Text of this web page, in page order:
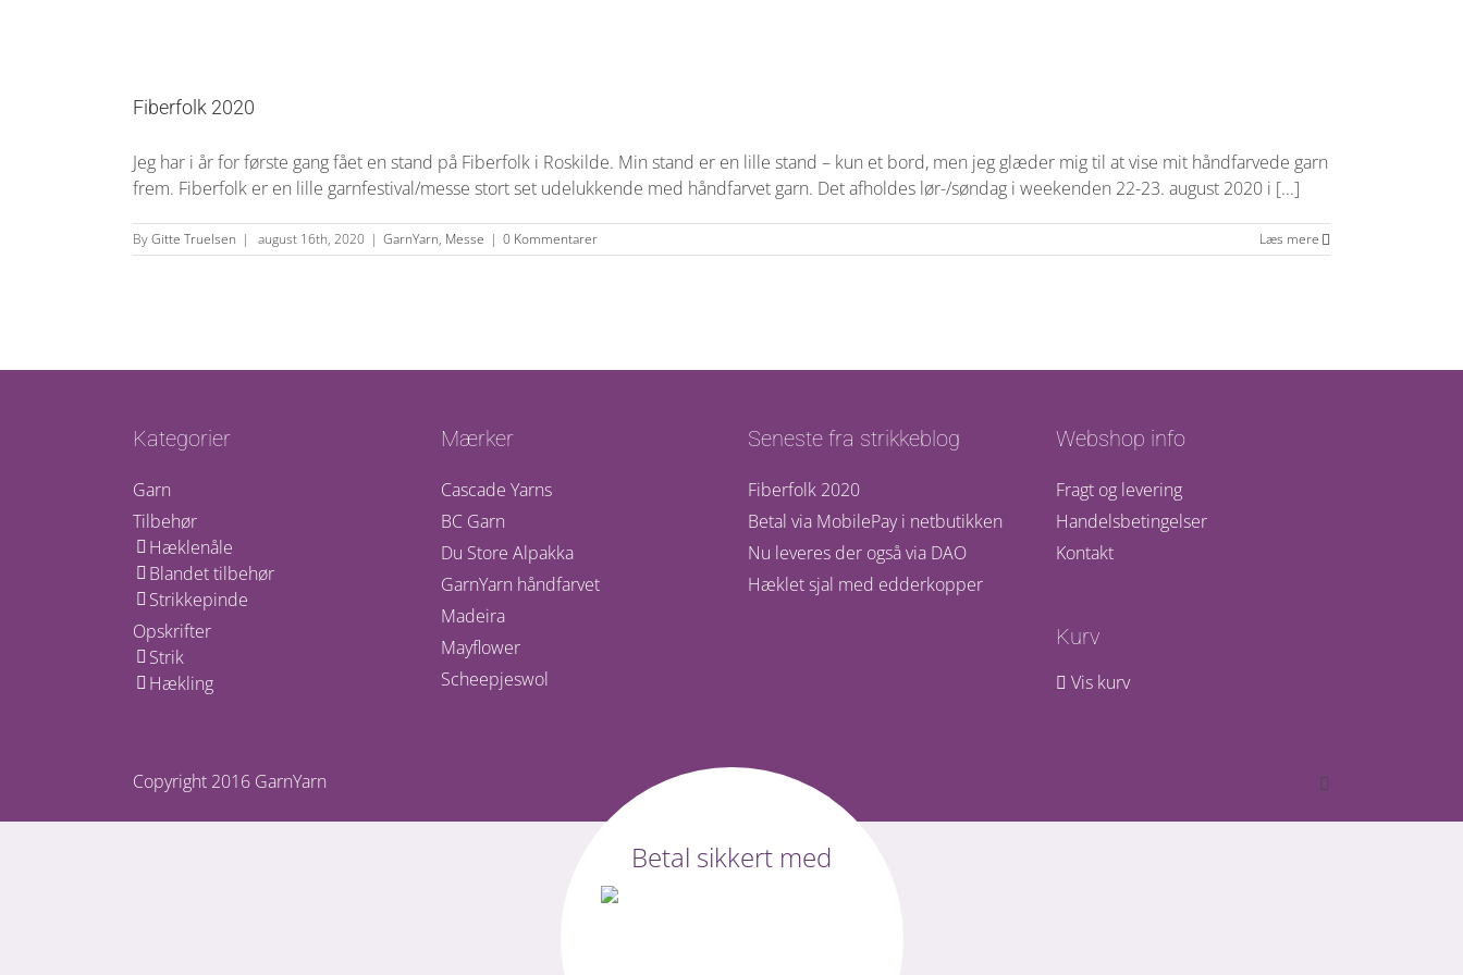
Fiberfolk 2020
Jeg har i år for første gang fået en stand på Fiberfolk i Roskilde. Min stand er en lille stand – kun et bord, men jeg glæder mig til at vise mit håndfarvede garn
frem. Fiberfolk er en lille garnfestival/messe stort set udelukkende med håndfarvet garn. Det afholdes lør-/søndag i weekenden 22-23. august 2020 i [...]
ByGitte Truelsen | august 16th, 2020 | GarnYarn, Messe | 0 Kommentarer Læs mere
Kategorier
Garn
Tilbehør
Hæklenåle
Blandet tilbehør
Strikkepinde
Opskrifter
Strik
Hækling
Mærker
Cascade Yarns
BC Garn
Du Store Alpakka
GarnYarn håndfarvet
Madeira
Mayflower
Scheepjeswol
Seneste fra strikkeblog
Fiberfolk 2020
Betal via MobilePay i netbutikken
Nu leveres der også via DAO
Hæklet sjal med edderkopper
Webshop info
Fragt og levering
Handelsbetingelser
Kontakt
Kurv
Vis kurv
Copyright 2016 GarnYarn
Betal sikkert med